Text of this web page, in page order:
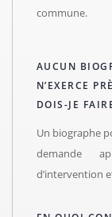
commune.
AUCUN
N’EXERCE
DOIS-JE
Un biographe
demande
d’intervention